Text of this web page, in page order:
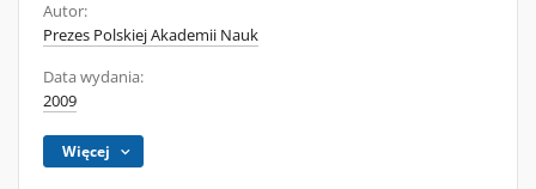
Autor:
Prezes Polskiej Akademii Nauk
Data wydania:
2009
Więcej